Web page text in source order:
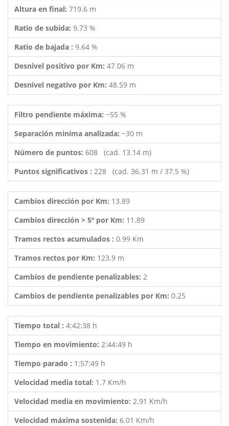
Altura en final: 719.6 m
Ratio de subida: 9.73 %
Ratio de bajada : 9.64 %
Desnivel positivo por Km: 47.06 m
Desnivel negativo por Km: 48.59 m
Filtro pendiente máxima: ~55 %
Separación minima analizada: ~30 m
Número de puntos: 608 (cad. 13.14 m)
Puntos significativos : 228 (cad. 36.31 m / 37.5 %)
Cambios dirección por Km: 13.89
Cambios dirección > 5º por Km: 11.89
Tramos rectos acumulados : 0.99 Km
Tramos rectos por Km: 123.9 m
Cambios de pendiente penalizables: 2
Cambios de pendiente penalizables por Km: 0.25
Tiempo total : 4:42:38 h
Tiempo en movimiento: 2:44:49 h
Tiempo parado : 1:57:49 h
Velocidad media total: 1.7 Km/h
Velocidad media en movimiento: 2.91 Km/h
Velocidad máxima sostenida: 6.01 Km/h